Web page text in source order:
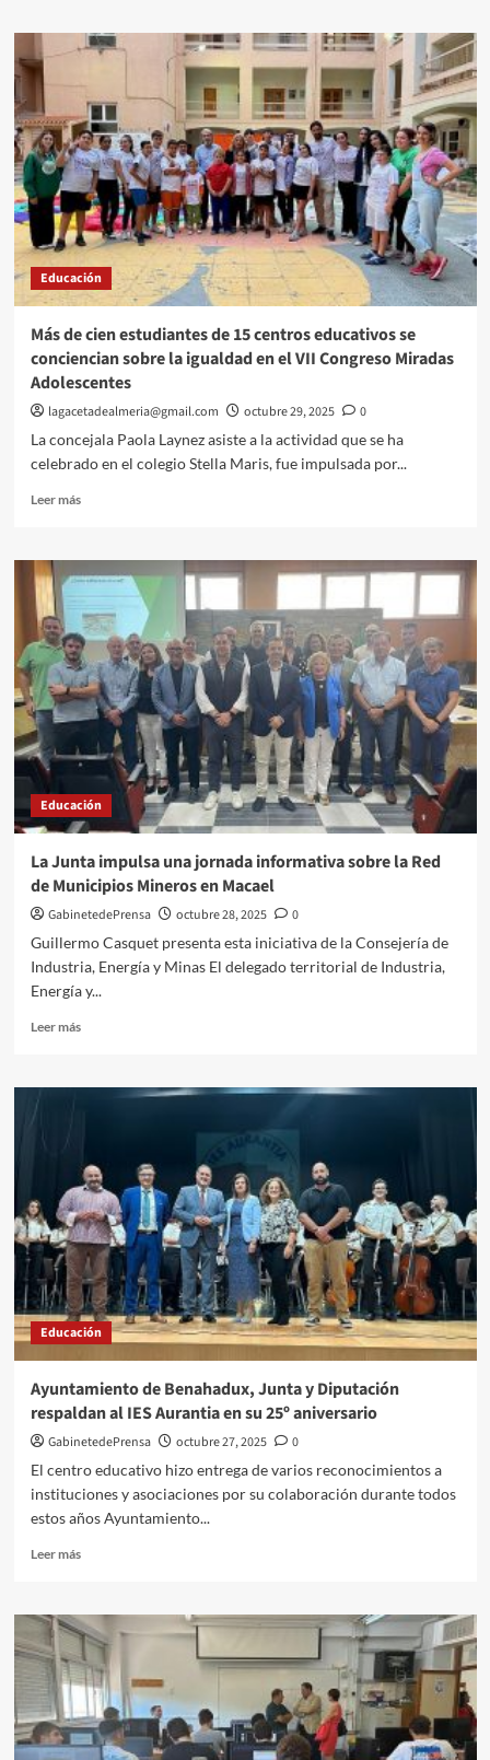
Más
de
centenar
de
empresas
acude
a
la
jornada
de
sobre
Verifactu
Educación
Más de cien estudiantes de 15 centros educativos se
conciencian sobre la igualdad en el VII Congreso Miradas
Adolescentes
lagacetadealmeria@gmail.com octubre 29, 2025
0
La concejala Paola Laynez asiste a la actividad que se ha
celebrado en el colegio Stella Maris, fue impulsada por...
Leer másLeer
Más
de
cien
estudiantes
de
15
centros
educativos
se
conciencian
sobre
igualdad
en
VII
Congreso
Miradas
Educación
La Junta impulsa una jornada informativa sobre la Red
de Municipios Mineros en Macael
GabinetedePrensa octubre 28, 2025
0
Guillermo Casquet presenta esta iniciativa de la Consejería de
Industria, Energía y Minas El delegado territorial de Industria,
Energía y...
Leer másLeer
La
jornada
informativa
sobre
la
Red
de
Municipios
Mineros
en
Educación
Ayuntamiento de Benahadux, Junta y Diputación
respaldan al IES Aurantia en su 25º aniversario
GabinetedePrensa octubre 27, 2025
0
El centro educativo hizo entrega de varios reconocimientos a
instituciones y asociaciones por su colaboración durante todos
estos años Ayuntamiento...
Leer másLeer
Ayuntamiento
de
Benahadux,
Junta
y
Diputación
respaldan